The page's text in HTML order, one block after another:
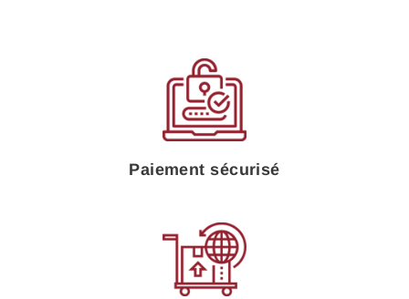
Paiement sécurisé